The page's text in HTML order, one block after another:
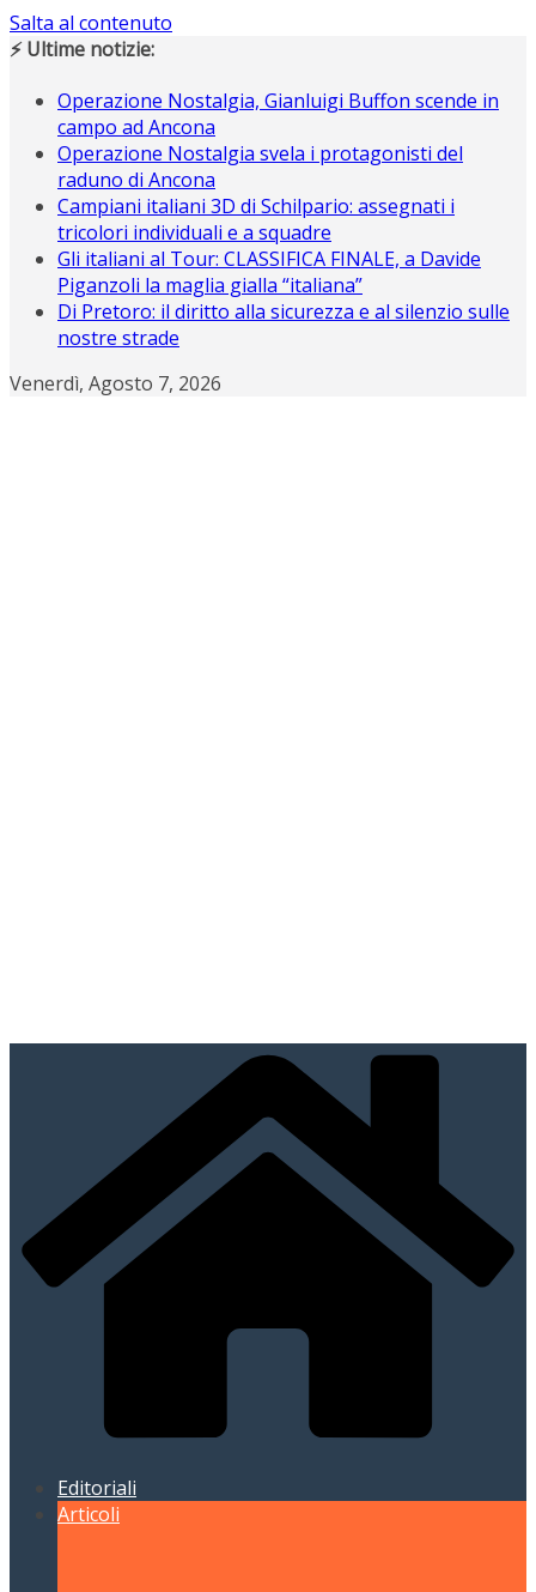
Salta al contenuto
⚡ Ultime notizie:
Operazione Nostalgia, Gianluigi Buffon scende in
campo ad Ancona
Operazione Nostalgia svela i protagonisti del
raduno di Ancona
Campiani italiani 3D di Schilpario: assegnati i
tricolori individuali e a squadre
Gli italiani al Tour: CLASSIFICA FINALE, a Davide
Piganzoli la maglia gialla “italiana”
Di Pretoro: il diritto alla sicurezza e al silenzio sulle
nostre strade
Venerdì, Agosto 7, 2026
Editoriali
Articoli